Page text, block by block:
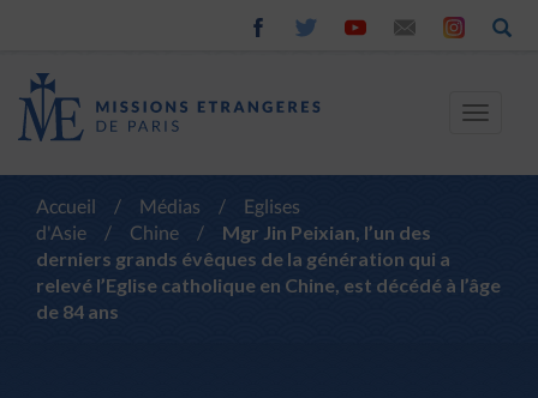
Toggle
Accueil / Médias /
Eglises
d'Asie
/ Chine /
Mgr Jin Peixian, l’un des
derniers grands évêques de la génération qui a
relevé l’Eglise catholique en Chine, est décédé à l’âge
de 84 ans